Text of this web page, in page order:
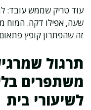
עוד טריק שממש עובד:
שעה, אפילו דקה. המוח
זה שהפתרון קופץ
תרגול
משתפרים
לשיעורי בית